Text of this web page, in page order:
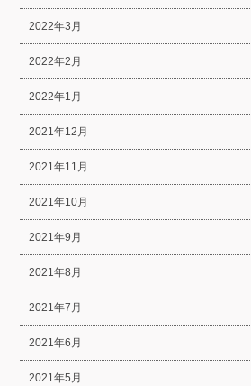
2022年3月
2022年2月
2022年1月
2021年12月
2021年11月
2021年10月
2021年9月
2021年8月
2021年7月
2021年6月
2021年5月